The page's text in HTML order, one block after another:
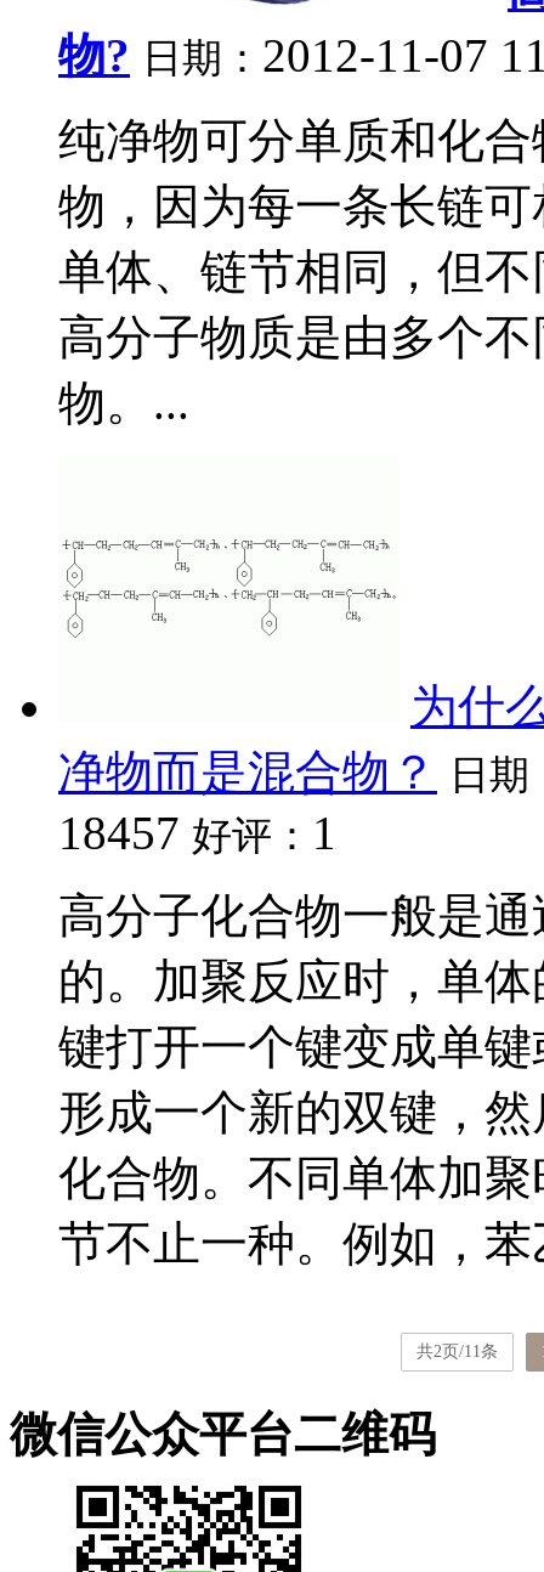
物? 日期： 2012-11-07
纯净物可分单质和化
物，因为每一条长链
单体、链节相同，但
高分子物质是由多个
物。...
为什
净物而是混合物？
日期
18457 好评： 1
高分子化合物一般是
的。加聚反应时，单
键打开一个键变成单
形成一个新的双键，
化合物。不同单体加
节不止一种。例如，苯
共2页/11条
微信公众平台二维码